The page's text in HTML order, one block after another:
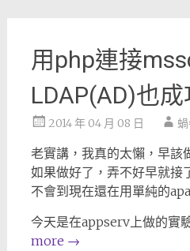
用php連接
LDAP(AD)也成
2014 年 04 月 08 日
老實講，我真的太懶，早該
如果做好了，弄不好早就接
不會到現在還在用單純的
今天是在appserv上做的實
more →